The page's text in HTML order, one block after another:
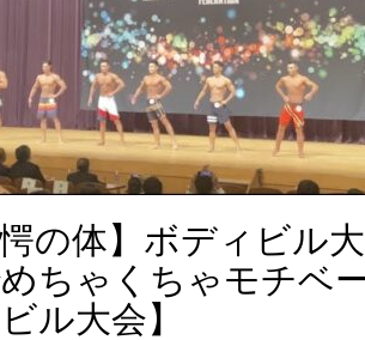
愕の体】ボディビル
ちゃくちゃモチベ
ル大会】